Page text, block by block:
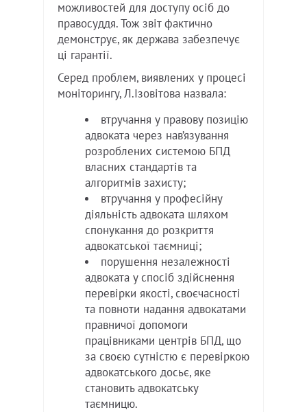
можливостей для доступу осіб до
правосуддя. Тож звіт фактично
демонструє, як держава забезпечує
ці гарантії.
Серед проблем, виявлених у процесі
моніторингу, Л.Ізовітова назвала:
втручання у правову позицію
адвоката через нав’язування
розроблених системою БПД
власних стандартів та
алгоритмів захисту;
втручання у професійну
діяльність адвоката шляхом
спонукання до розкриття
адвокатської таємниці;
порушення незалежності
адвоката у спосіб здійснення
перевірки якості, своєчасності
та повноти надання адвокатами
правничої допомоги
працівниками центрів БПД, що
за своєю сутністю є перевіркою
адвокатського досьє, яке
становить адвокатську
таємницю.